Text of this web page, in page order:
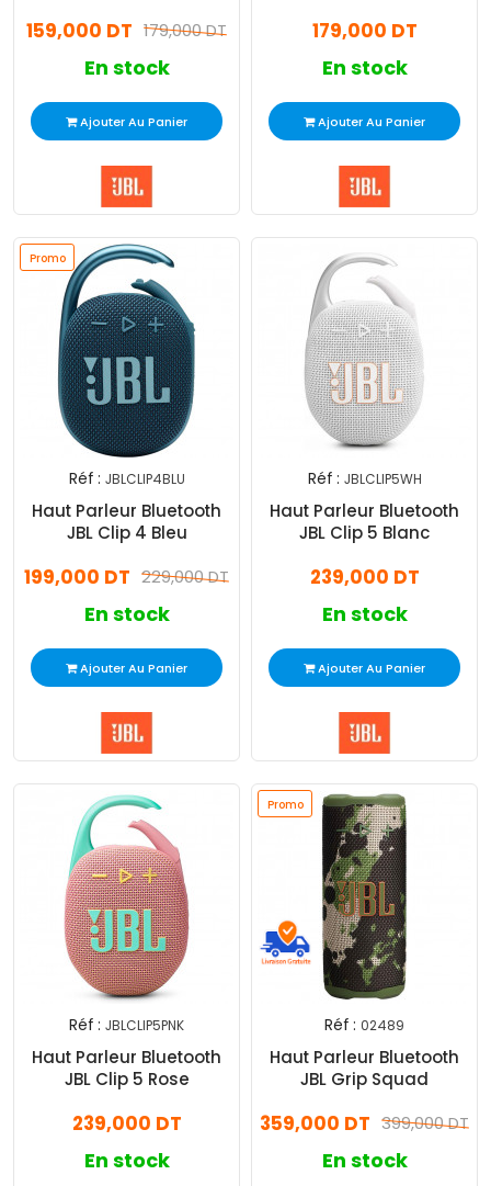
179,000 DT
159,000 DT
En stock
Ajouter Au Panier
179,000 DT
En stock
Ajouter Au Panier
Promo
Réf : JBLCLIP4BLU
Haut Parleur Bluetooth
JBL Clip 4 Bleu
229,000 DT
199,000 DT
En stock
Ajouter Au Panier
Web !
Réf : JBLCLIP5WH
Haut Parleur Bluetooth
JBL Clip 5 Blanc
239,000 DT
En stock
Ajouter Au Panier
Web !
Réf : JBLCLIP5PNK
Haut Parleur Bluetooth
JBL Clip 5 Rose
239,000 DT
En stock
Promo
Réf : 02489
Haut Parleur Bluetooth
JBL Grip Squad
399,000 DT
359,000 DT
En stock